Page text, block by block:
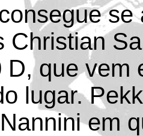
Christian
D, que vem
lugar.
em